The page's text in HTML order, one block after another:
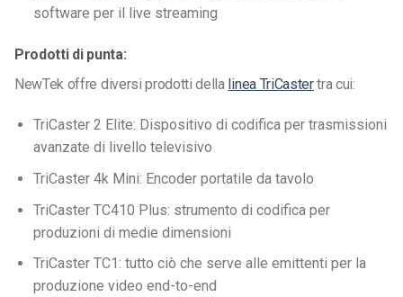
software per il live streaming
Prodotti di punta:
NewTek offre diversi prodotti della linea TriCastertra cui:
TriCaster 2 Elite: Dispositivo di codifica per trasmissioni
avanzate di livello televisivo
TriCaster 4k Mini: Encoder portatile da tavolo
TriCaster TC410 Plus: strumento di codifica per
produzioni di medie dimensioni
TriCaster TC1: tutto ciò che serve alle emittenti per la
produzione video end-to-end